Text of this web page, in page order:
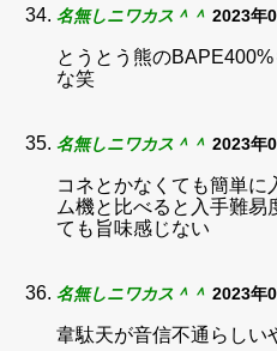
名無しニワカス＾＾ 2023年
とうとう熊の
な笑
名無しニワカス＾＾ 2023年
コネとかなくても簡単に
ム機と比べると入手難易
ても旨味感じない
名無しニワカス＾＾ 2023年
韋駄天が音信不通らしい